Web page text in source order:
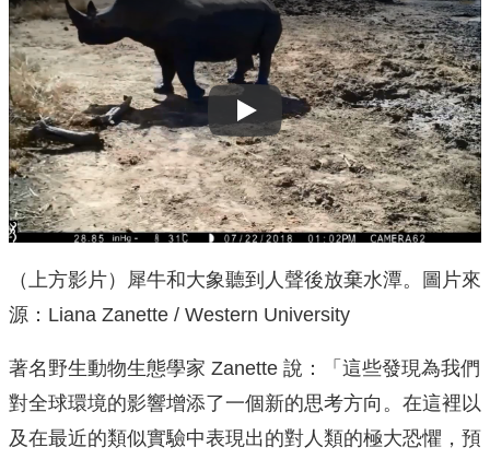
Play
（上方影片）犀牛和大象聽到人聲後放棄水潭。圖片來
源：Liana Zanette / Western University
著名野生動物生態學家 Zanette 說：「這些發現為我們
對全球環境的影響增添了一個新的思考方向。在這裡以
及在最近的類似實驗中表現出的對人類的極大恐懼，預